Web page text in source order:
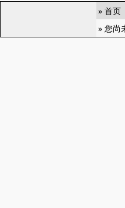
» 首页
» 您尚